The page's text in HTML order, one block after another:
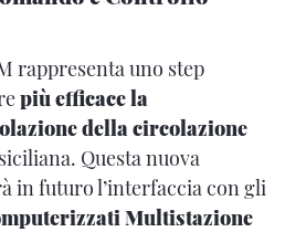
rappresenta uno step
più efficace la
della circolazione
Questa nuova
in futuro l’interfaccia con gli
Multistazione